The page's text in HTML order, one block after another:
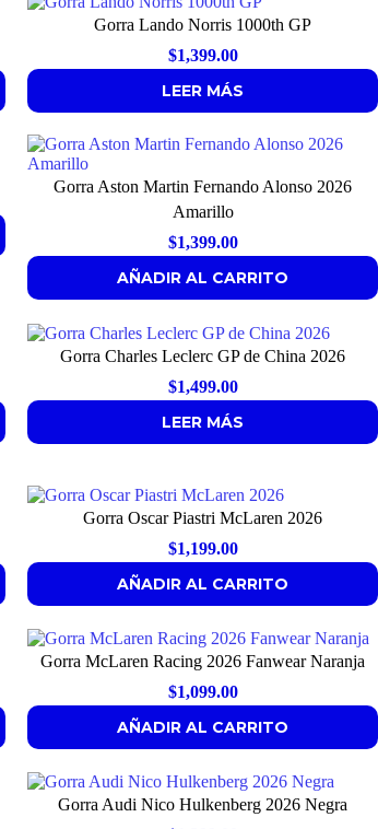
Gorra Lando Norris 1000th GP
$1,399.00
LEER MÁS
Gorra Aston Martin Fernando Alonso 2026
Amarillo
$1,399.00
AÑADIR AL CARRITO
Gorra Charles Leclerc GP de China 2026
$1,499.00
LEER MÁS
Gorra Oscar Piastri McLaren 2026
$1,199.00
AÑADIR AL CARRITO
Gorra McLaren Racing 2026 Fanwear Naranja
$1,099.00
AÑADIR AL CARRITO
Gorra Audi Nico Hulkenberg 2026 Negra